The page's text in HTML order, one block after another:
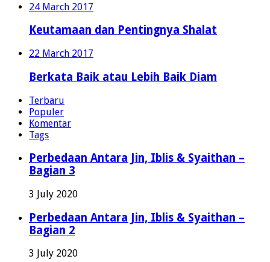
24 March 2017
Keutamaan dan Pentingnya Shalat
22 March 2017
Berkata Baik atau Lebih Baik Diam
Terbaru
Populer
Komentar
Tags
Perbedaan Antara Jin, Iblis & Syaithan –
Bagian 3
3 July 2020
Perbedaan Antara Jin, Iblis & Syaithan –
Bagian 2
3 July 2020